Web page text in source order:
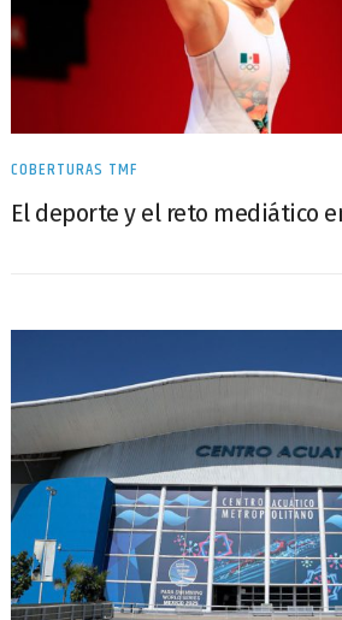
COBERTURAS TMF
El deporte y el reto mediático